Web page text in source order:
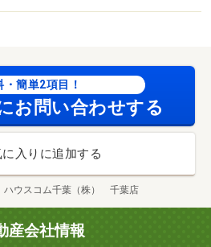
・簡単2項目！
お問い合わせする
に入りに追加する
ハウスコム千葉（株） 千葉店
産会社情報